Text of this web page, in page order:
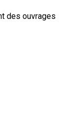
des ouvrages